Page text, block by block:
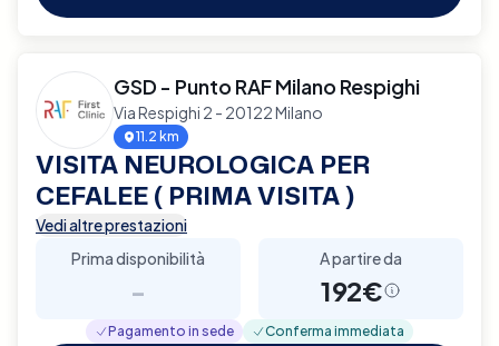
GSD - Punto RAF Milano Respighi
Via Respighi 2 - 20122 Milano
11.2 km
VISITA NEUROLOGICA PER
CEFALEE ( PRIMA VISITA )
Vedi altre prestazioni
Prima disponibilità
-
A partire da
192€
Pagamento in sede Conferma immediata